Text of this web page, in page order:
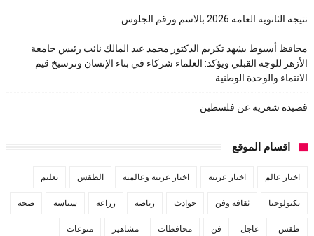
نتيجه الثانويه العامه 2026 بالاسم ورقم الجلوس
محافظ أسيوط يشهد تكريم الدكتور محمد عبد المالك نائب رئيس جامعة
الأزهر للوجه القبلي ويؤكد: العلماء شركاء في بناء الإنسان وترسيخ قيم
الانتماء والوحدة الوطنية
قصيده شعريه عن فلسطين
اقسام الموقع
اخبار عالم اخبار عربية اخبار عربية وعالمية الطقس تعليم
تكنولوجيا ثقافة وفن حوادث رياضة زراعة سياسة صحة
طقس عاجل فن محافظات مشاهير منوعات